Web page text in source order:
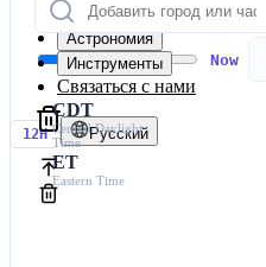
Календарь
Астрономия
Инструменты
Связаться с нами
12H Русский
Now
CDT
Central Daylight
Time
ET
Eastern Time